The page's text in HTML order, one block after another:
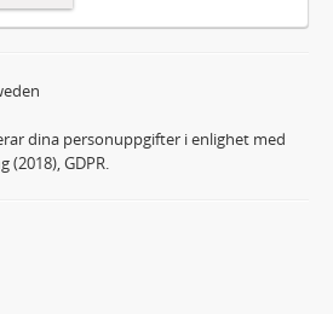
dina personuppgifter i enlighet med
GDPR.